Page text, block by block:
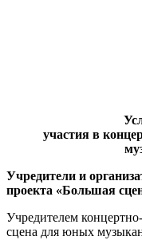
участия в
Учредители и
проекта «Большая
Учредителем
сцена для юных